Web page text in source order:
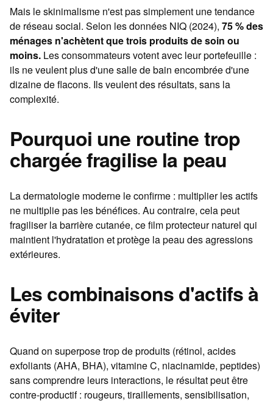
Mais le skinimalisme n'est pas simplement une tendance
de réseau social. Selon les données NIQ (2024), 75 % des
ménages n'achètent que trois produits de soin ou
moins. Les consommateurs votent avec leur portefeuille :
ils ne veulent plus d'une salle de bain encombrée d'une
dizaine de flacons. Ils veulent des résultats, sans la
complexité.
Pourquoi une routine trop
chargée fragilise la peau
La dermatologie moderne le confirme : multiplier les actifs
ne multiplie pas les bénéfices. Au contraire, cela peut
fragiliser la barrière cutanée, ce film protecteur naturel qui
maintient l'hydratation et protège la peau des agressions
extérieures.
Les combinaisons d'actifs à
éviter
Quand on superpose trop de produits (rétinol, acides
exfoliants (AHA, BHA), vitamine C, niacinamide, peptides)
sans comprendre leurs interactions, le résultat peut être
contre-productif : rougeurs, tiraillements, sensibilisation,